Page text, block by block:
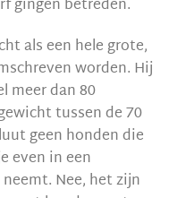
gingen betreden.
als een hele grote,
worden. Hij
meer dan 80
tussen de 70
geen honden die
even in een
Nee, het zijn